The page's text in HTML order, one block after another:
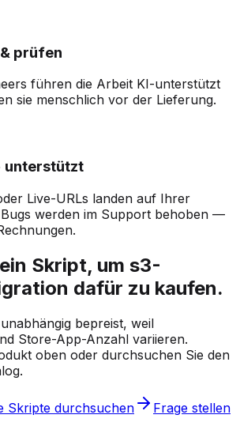
prüfen
führen die Arbeit KI-unterstützt
sie menschlich vor der Lieferung.
unterstützt
Live-URLs landen auf Ihrer
Bugs werden im Support behoben —
Skript, um s3-
dafür zu kaufen.
bepreist, weil
Store-App-Anzahl variieren.
oben oder durchsuchen Sie den
Skripte durchsuchen
Frage stellen